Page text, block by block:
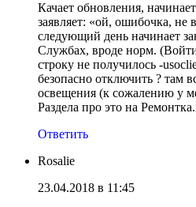
Качает обновления,
заявляет: «ой, ошибочка, не
следующий день начинает
Службах, вроде норм.
строку не получилось -
безопасно отключить ? там
освещения (к сожалению у
Раздела про это на
Ответить
Rosalie
23.04.2018 в 11:45